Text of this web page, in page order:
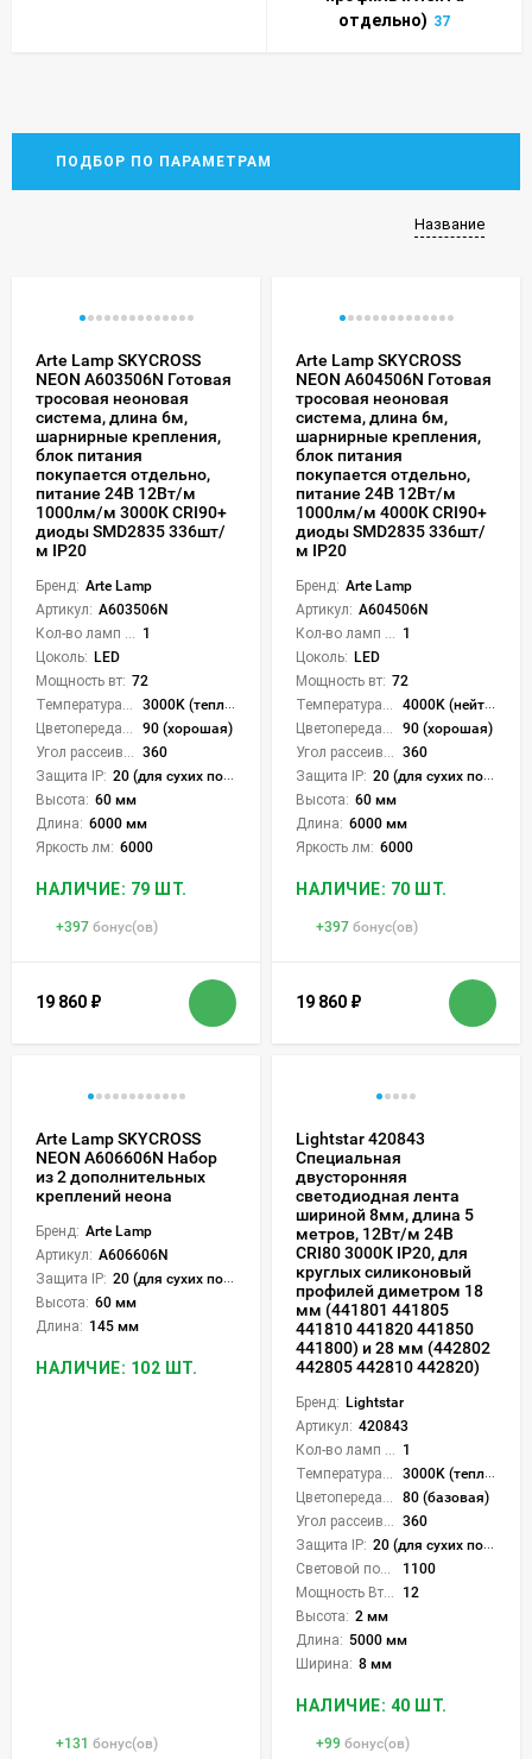
отдельно) 37
ПОДБОР ПО ПАРАМЕТРАМ
Название
Arte Lamp SKYCROSS
NEON A603506N Готовая
тросовая неоновая
система, длина 6м,
шарнирные крепления,
блок питания
покупается отдельно,
питание 24В 12Вт/м
1000лм/м 3000К CRI90+
диоды SMD2835 336шт/
м IP20
Бренд: Arte Lamp
Артикул: A603506N
1
Цоколь: LED
Мощность вт: 72
3000K (теплый)
90 (хорошая)
360
Защита IP: 20 (для сухих пом.)
Высота: 60 мм
Длина: 6000 мм
Яркость лм: 6000
НАЛИЧИЕ: 79 ШТ.
+397 бонус(ов)
19 860 ₽
Arte Lamp SKYCROSS
NEON A604506N Готовая
тросовая неоновая
система, длина 6м,
шарнирные крепления,
блок питания
покупается отдельно,
питание 24В 12Вт/м
1000лм/м 4000К CRI90+
диоды SMD2835 336шт/
м IP20
Бренд: Arte Lamp
Артикул: A604506N
1
Цоколь: LED
Мощность вт: 72
4000K (нейтральный)
90 (хорошая)
360
Защита IP: 20 (для сухих пом.)
Высота: 60 мм
Длина: 6000 мм
Яркость лм: 6000
НАЛИЧИЕ: 70 ШТ.
+397 бонус(ов)
19 860 ₽
Arte Lamp SKYCROSS
NEON A606606N Набор
из 2 дополнительных
креплений неона
Бренд: Arte Lamp
Артикул: A606606N
Защита IP: 20 (для сухих пом.)
Высота: 60 мм
Длина: 145 мм
НАЛИЧИЕ: 102 ШТ.
+131 бонус(ов)
Lightstar 420843
Специальная
двусторонняя
светодиодная лента
шириной 8мм, длина 5
метров, 12Вт/м 24В
CRI80 3000К IP20, для
круглых силиконовый
профилей диметром 18
мм (441801 441805
441810 441820 441850
441800) и 28 мм (442802
442805 442810 442820)
Бренд: Lightstar
Артикул: 420843
1
3000K (теплый)
80 (базовая)
360
Защита IP: 20 (для сухих пом.)
1100
12
Высота: 2 мм
Длина: 5000 мм
Ширина: 8 мм
НАЛИЧИЕ: 40 ШТ.
+99 бонус(ов)